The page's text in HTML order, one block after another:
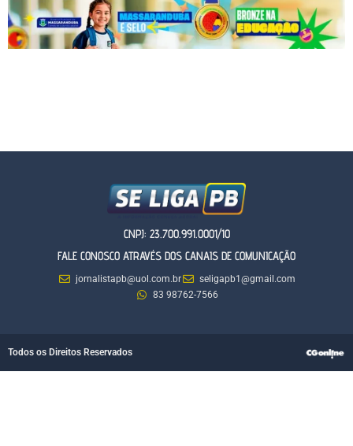
CNPJ: 23.700.991.0001/10
FALE CONOSCO ATRAVÉS DOS CANAIS DE COMUNICAÇÃO
jornalistapb@uol.com.br
seligapb1@gmail.com
83 98762-7566
Todos os Direitos Reservados